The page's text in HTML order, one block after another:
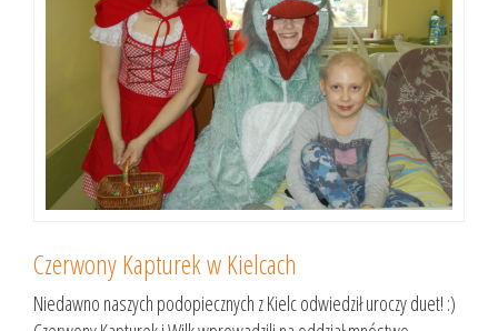
Czerwony Kapturek w Kielcach
Niedawno naszych podopiecznych z Kielc odwiedził uroczy duet! :)